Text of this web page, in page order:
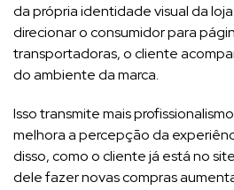
da própria identidade visual da
direcionar o consumidor para
transportadoras, o cliente
do ambiente da marca.
Isso transmite mais
melhora a percepção da
disso, como o cliente já está no
dele fazer novas compras